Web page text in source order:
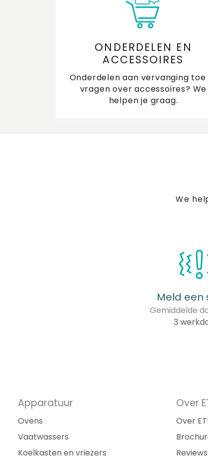
ONDERDELEN EN
ACCESSOIRES
Onderdelen aan vervanging toe
vragen over accessoires? We
helpen je graag.
We
Meld een
Gemiddelde
3
Apparatuur
Ovens
Vaatwassers
Koelkasten en vriezers
Over
Over
Reviews